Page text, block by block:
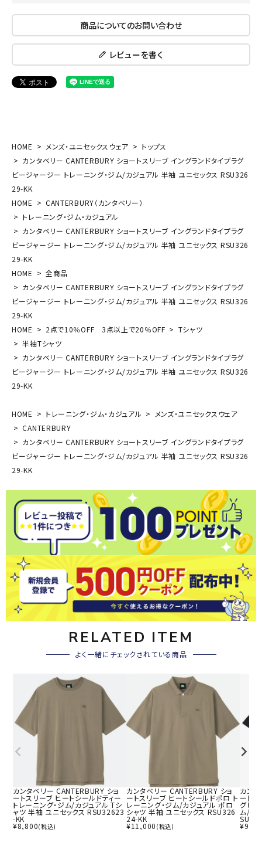
商品についてのお問い合わせ
レビューを書く
HOME メンズ・ユニセックスウェア
トップス
カンタベリー CANTERBURY ショートスリーブ イングランドタイプラグ
ビージャージー トレーニング・ジム/カジュアル 半袖 ユニセックス RSU326
29-KK
HOME
CANTERBURY（カンタベリー）
トレーニング・ジム・カジュアル
カンタベリー CANTERBURY ショートスリーブ イングランドタイプラグ
ビージャージー トレーニング・ジム/カジュアル 半袖 ユニセックス RSU326
29-KK
HOME
全商品
カンタベリー CANTERBURY ショートスリーブ イングランドタイプラグ
ビージャージー トレーニング・ジム/カジュアル 半袖 ユニセックス RSU326
29-KK
HOME
2点で10％OFF 3点以上で20％OFF
Tシャツ
半袖Tシャツ
カンタベリー CANTERBURY ショートスリーブ イングランドタイプラグ
ビージャージー トレーニング・ジム/カジュアル 半袖 ユニセックス RSU326
29-KK
HOME トレーニング・ジム・カジュアル
メンズ・ユニセックスウェア
CANTERBURY
カンタベリー CANTERBURY ショートスリーブ イングランドタイプラグ
ビージャージー トレーニング・ジム/カジュアル 半袖 ユニセックス RSU326
29-KK
RELATED ITEM
よく一緒にチェックされている商品
カンタベリー CANTERBURY ショ
ートスリーブ ヒートシールドティー
トレーニング・ジム/カジュアル Tシ
ャツ 半袖 ユニセックス RSU32623
-KK
¥8,800(税込)
カンタベリー CANTERBURY ショ
ートスリーブ ヒートシールドポロ ト
レーニング・ジム/カジュアル ポロ
シャツ 半袖 ユニセックス RSU326
24-KK
¥11,000 (税込)
カン
ート
グビ
ム/カ
¥